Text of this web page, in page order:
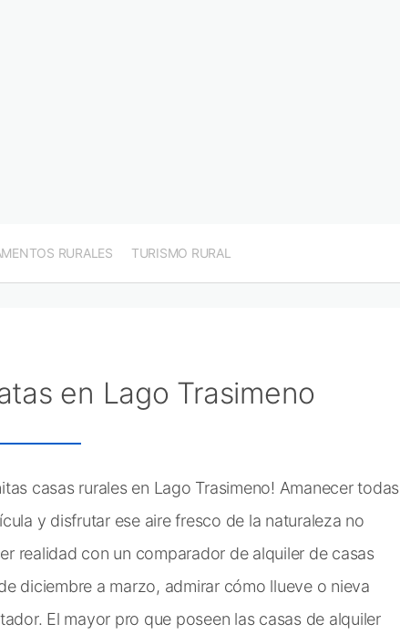
RURALES TURISMO RURAL
en Lago Trasimeno
casas rurales en Lago Trasimeno! Amanecer todas
y disfrutar ese aire fresco de la naturaleza no
realidad con un comparador de alquiler de casas
diciembre a marzo, admirar cómo llueve o nieva
El mayor pro que poseen las casas de alquiler